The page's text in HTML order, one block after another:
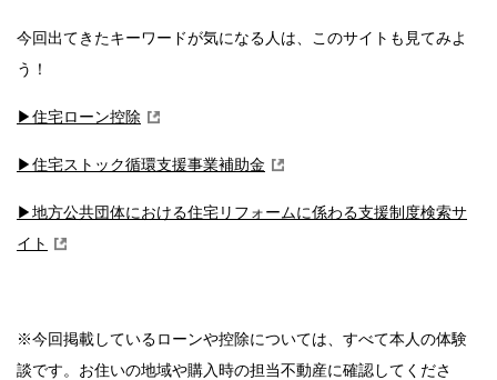
今回出てきたキーワードが気になる人は、このサイトも見てみよ
う！
▶︎住宅ローン控除
▶︎住宅ストック循環支援事業補助金
▶︎地方公共団体における住宅リフォームに係わる支援制度検索サ
イト
※今回掲載しているローンや控除については、すべて本人の体験
談です。お住いの地域や購入時の担当不動産に確認してくださ